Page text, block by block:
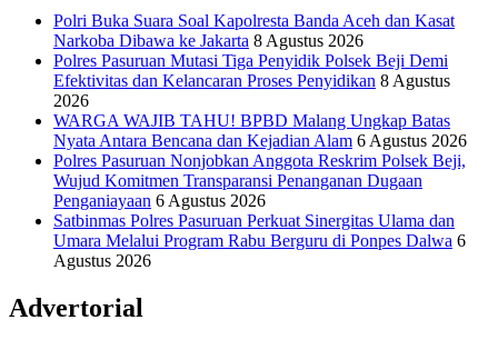
Polri Buka Suara Soal Kapolresta Banda Aceh dan Kasat
Narkoba Dibawa ke Jakarta 8 Agustus 2026
Polres Pasuruan Mutasi Tiga Penyidik Polsek Beji Demi
Efektivitas dan Kelancaran Proses Penyidikan 8 Agustus
2026
WARGA WAJIB TAHU! BPBD Malang Ungkap Batas
Nyata Antara Bencana dan Kejadian Alam 6 Agustus 2026
Polres Pasuruan Nonjobkan Anggota Reskrim Polsek Beji,
Wujud Komitmen Transparansi Penanganan Dugaan
Penganiayaan 6 Agustus 2026
Satbinmas Polres Pasuruan Perkuat Sinergitas Ulama dan
Umara Melalui Program Rabu Berguru di Ponpes Dalwa 6
Agustus 2026
Advertorial